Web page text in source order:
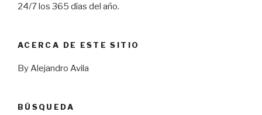
24/7 los 365 días del año.
ACERCA DE ESTE SITIO
By Alejandro Avila
BÚSQUEDA